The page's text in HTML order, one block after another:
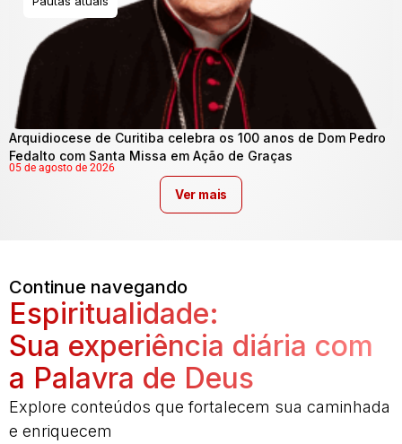
Arquidiocese de Curitiba celebra os 100 anos de Dom Pedro
Fedalto com Santa Missa em Ação de Graças
05 de agosto de 2026
Ver mais
Continue navegando
Espiritualidade:
Sua experiência diária com
a Palavra de Deus
Explore conteúdos que fortalecem sua caminhada
e enriquecem